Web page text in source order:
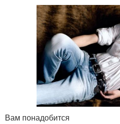
Вам понадобится